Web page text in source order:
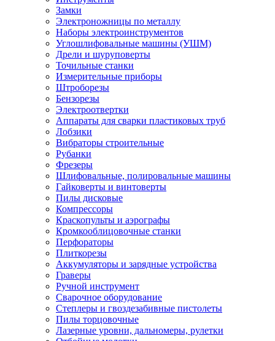
Замки
Электроножницы по металлу
Наборы электроинструментов
Углошлифовальные машины (УШМ)
Дрели и шуруповерты
Точильные станки
Измерительные приборы
Штроборезы
Бензорезы
Электроотвертки
Аппараты для сварки пластиковых труб
Лобзики
Вибраторы строительные
Рубанки
Фрезеры
Шлифовальные, полировальные машины
Гайковерты и винтоверты
Пилы дисковые
Компрессоры
Краскопульты и аэрографы
Кромкооблицовочные станки
Перфораторы
Плиткорезы
Аккумуляторы и зарядные устройства
Граверы
Ручной инструмент
Сварочное оборудование
Степлеры и гвоздезабивные пистолеты
Пилы торцовочные
Лазерные уровни, дальномеры, рулетки